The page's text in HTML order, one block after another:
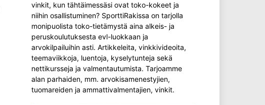
vinkit, kun tähtäimessäsi ovat toko-kokeet ja
niihin osallistuminen? SporttiRakissa on tarjolla
monipuolista toko-tietämystä aina alkeis- ja
peruskoulutuksesta evl-luokkaan ja
arvokilpailuihin asti. Artikkeleita, vinkkivideoita,
teemaviikkoja, luentoja, kyselytunteja sekä
nettikursseja ja valmentautumista. Tarjoamme
alan parhaiden, mm. arvokisamenestyjien,
tuomareiden ja ammattivalmentajien, vinkit.